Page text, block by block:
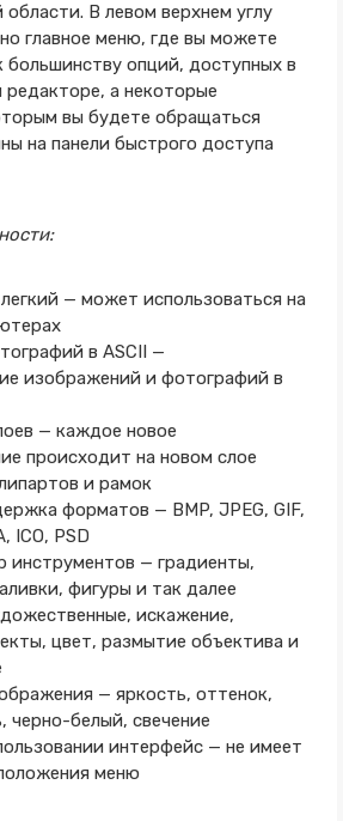
области. В левом верхнем углу
главное меню, где вы можете
большинству опций, доступных в
а некоторые
вы будете обращаться
на панели быстрого доступа
— может использоваться на
в ASCII —
изображений и фотографий в
— каждое новое
происходит на новом слое
и рамок
форматов — BMP, JPEG, GIF,
ICO, PSD
инструментов — градиенты,
фигуры и так далее
искажение,
цвет, размытие объектива и
— яркость, оттенок,
черно-белый, свечение
интерфейс — не имеет
меню